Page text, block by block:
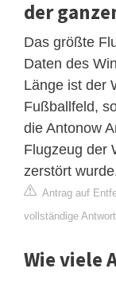
der
Das größte
Daten des
Länge ist der
Fußballfeld,
die Antonow
Flugzeug der
zerstört
Antrag auf
vollständige
Wie viele